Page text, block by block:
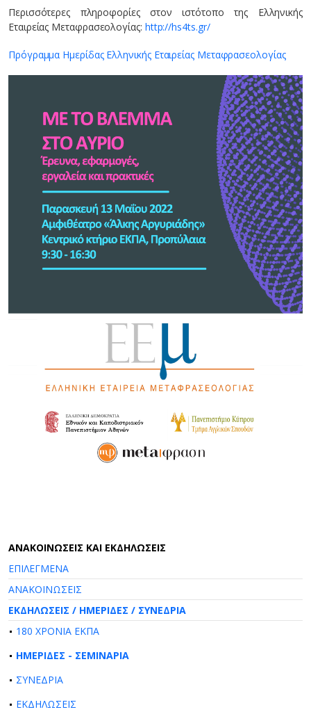
Περισσότερες πληροφορίες στον ιστότοπο της Ελληνικής
Εταιρείας Μεταφρασεολογίας: http://hs4ts.gr/
Πρόγραμμα Ημερίδας Ελληνικής Εταιρείας Μεταφρασεολογίας
AΝΑΚΟΙΝΩΣΕΙΣ ΚΑΙ ΕΚΔΗΛΩΣΕΙΣ
ΕΠΙΛΕΓΜΕΝΑ
ΑΝΑΚΟΙΝΩΣΕΙΣ
ΕΚΔΗΛΩΣΕΙΣ / ΗΜΕΡΙΔΕΣ / ΣΥΝΕΔΡΙΑ
180 ΧΡΟΝΙΑ ΕΚΠΑ
ΗΜΕΡΙΔΕΣ - ΣΕΜΙΝΑΡΙΑ
ΣΥΝΕΔΡΙΑ
ΕΚΔΗΛΩΣΕΙΣ